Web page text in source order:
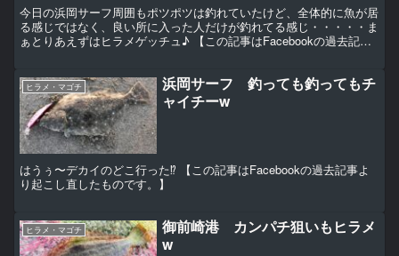
今日の浜岡サーフ周囲もポツポツは釣れていたけど、全体的に魚が居
る感じではなく、良い所に入った人だけが釣れてる感じ・・・・・ま
ぁとりあえずはヒラメゲッチュ♪ 【この記事はFacebookの過去記事
ヒラメ・マゴチ
浜岡サーフ 釣っても釣ってもチ
ャイチーw
はうぅ〜デカイのどこ行った⁉︎ 【この記事はFacebookの過去記事よ
り起こし直したものです。】
ヒラメ・マゴチ
御前崎港 カンパチ狙いもヒラメ
w